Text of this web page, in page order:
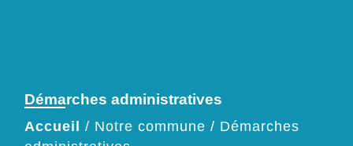
Démarches administratives
Accueil / Notre commune / Démarches